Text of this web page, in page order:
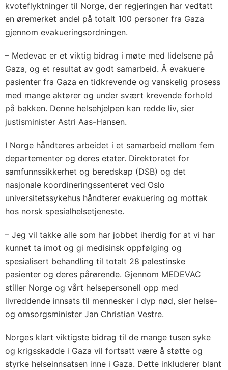
kvoteflyktninger til Norge, der regjeringen har vedtatt
en øremerket andel på totalt 100 personer fra Gaza
gjennom evakueringsordningen.
– Medevac er et viktig bidrag i møte med lidelsene på
Gaza, og et resultat av godt samarbeid. Å evakuere
pasienter fra Gaza en tidkrevende og vanskelig prosess
med mange aktører og under svært krevende forhold
på bakken. Denne helsehjelpen kan redde liv, sier
justisminister Astri Aas-Hansen.
I Norge håndteres arbeidet i et samarbeid mellom fem
departementer og deres etater. Direktoratet for
samfunnssikkerhet og beredskap (DSB) og det
nasjonale koordineringssenteret ved Oslo
universitetssykehus håndterer evakuering og mottak
hos norsk spesialhelsetjeneste.
– Jeg vil takke alle som har jobbet iherdig for at vi har
kunnet ta imot og gi medisinsk oppfølging og
spesialisert behandling til totalt 28 palestinske
pasienter og deres pårørende. Gjennom MEDEVAC
stiller Norge og vårt helsepersonell opp med
livreddende innsats til mennesker i dyp nød, sier helse-
og omsorgsminister Jan Christian Vestre.
Norges klart viktigste bidrag til de mange tusen syke
og krigsskadde i Gaza vil fortsatt være å støtte og
styrke helseinnsatsen inne i Gaza. Dette inkluderer blant